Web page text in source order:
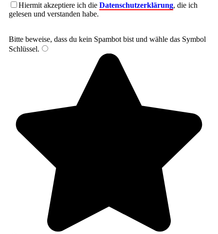
Hiermit akzeptiere ich die Datenschutzerklärung, die ich
gelesen und verstanden habe.
Bitte beweise, dass du kein Spambot bist und wähle das Symbol
Schlüssel.